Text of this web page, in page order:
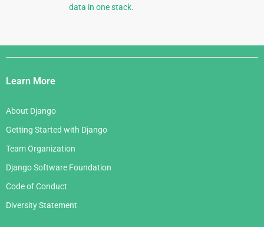
data in one stack.
Django
Links
Learn More
About Django
Getting Started with Django
Team Organization
Django Software Foundation
Code of Conduct
Diversity Statement